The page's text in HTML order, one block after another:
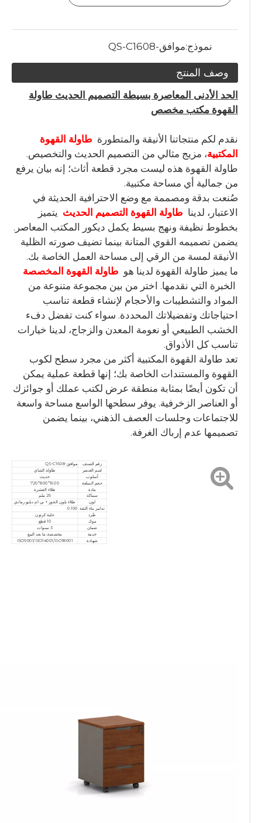
نموذج:موافق-QS-C1608
وصف المنتج
الحد الأدنى المعاصرة بسيطة التصميم الحديث طاولة
القهوة مكتب مخصص
نقدم لكم منتجاتنا الأنيقة والمتطورة طاولة القهوة
المكتبية، مزيج مثالي من التصميم الحديث والتخصيص.
طاولة القهوة هذه ليست مجرد قطعة أثاث؛ إنه بيان يرفع
من جمالية أي مساحة مكتبية.
صُنعت بدقة ومصممة مع وضع الاحترافية الحديثة في
الاعتبار، لدينا طاولة القهوة التصميم الحديث يتميز
بخطوط نظيفة ونهج بسيط يكمل ديكور المكتب المعاصر.
يضمن تصميمه القوي المتانة بينما تضيف صورته الظلية
الأنيقة لمسة من الرقي إلى مساحة العمل الخاصة بك.
ما يميز طاولة القهوة لدينا هو طاولة القهوة المخصصة
الخبرة التي نقدمها. اختر من بين مجموعة متنوعة من
المواد والتشطيبات والأحجام لإنشاء قطعة تناسب
احتياجاتك وتفضيلاتك المحددة. سواء كنت تفضل دفء
الخشب الطبيعي أو نعومة المعدن والزجاج، لدينا خيارات
تناسب كل الأذواق.
تعد طاولة القهوة المكتبية أكثر من مجرد سطح لكوب
القهوة والمستندات الخاصة بك؛ إنها قطعة عملية يمكن
أن تكون أيضًا بمثابة منطقة عرض لكتب عملك أو جوائزك
أو العناصر الزخرفية. يوفر سطحها الواسع مساحة واسعة
للاجتماعات وجلسات العصف الذهني، بينما يضمن
تصميمها عدم إرباك الغرفة.
رقم الصنف
موافق-QS-C1608
اسم العنصر
طاولة الشاي
أسلوب حديث
حجم السلعة 1600*800*720
مادة طلاء القشرة
سماكة 25 ملم
لون طلاء بلون الجوز + بي ام دبليو رمادي
تدابير بناء الثقة 0.100
طَرد علبة كرتون
موك 10 قطع
ضمان 3 سنوات
خدمة مخصصة، ما بعد البيع
شهادة ISO9001/ISO14001/ISO18001